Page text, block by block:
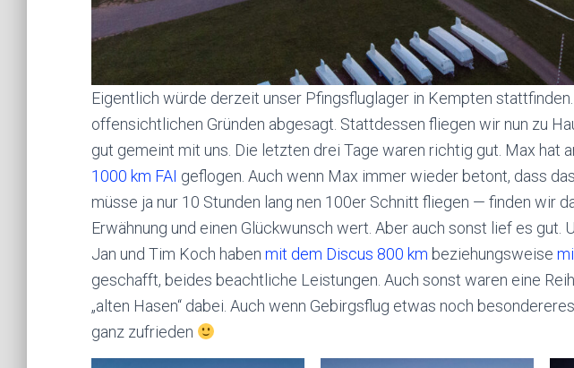
Eigentlich würde derzeit unser Pfingsfluglager in Kempten
offensichtlichen Gründen abgesagt. Stattdessen fliegen wir nun zu
gut gemeint mit uns. Die letzten drei Tage waren richtig gut. Max hat
1000 km FAI geflogen. Auch wenn Max immer wieder betont, dass
müsse ja nur 10 Stunden lang nen 100er Schnitt fliegen — finden wir
Erwähnung und einen Glückwunsch wert. Aber auch sonst lief es gut.
Jan und Tim Koch haben mit dem Discus 800 km beziehungsweise
geschafft, beides beachtliche Leistungen. Auch sonst waren eine
„alten Hasen“ dabei. Auch wenn Gebirgsflug etwas noch
ganz zufrieden